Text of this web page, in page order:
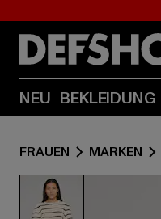
NEU BEKLEIDUNG
FRAUEN MARKEN